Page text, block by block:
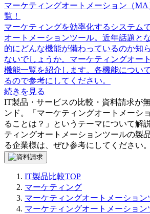
マーケティングオートメーション（
覧！
マーケティングを効率化するシステム
オートメーションツール。近年話題と
的にどんな機能が備わっているのか知
ないでしょうか。マーケティングオー
機能一覧を紹介します。各機能につい
るので参考にしてください。
続きを見る
IT製品・サービスの比較・資料請求が
ンド。「 マーケティングオートメーシ
ることは？ 」というテーマについて解
ティングオートメーションツールの製
る企業様は、ぜひ参考にしてください。
IT製品比較TOP
マーケティング
マーケティングオートメーション
マーケティングオートメーショ